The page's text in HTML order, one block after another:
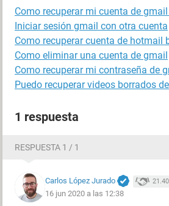
Como recuperar mi cuenta de
Iniciar sesión gmail con otra cuenta
Como recuperar cuenta de hotmail
Como eliminar una cuenta de gmail
Como recuperar mi contraseña de
Puedo recuperar videos borrados
1 respuesta
RESPUESTA 1 / 1
Carlos López Jurado
16 jun 2020 a las 12:38